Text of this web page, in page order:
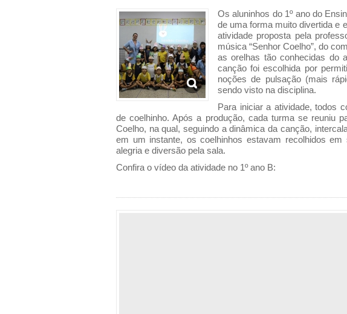
Os aluninhos do 1º ano do
de uma forma muito divertida e
atividade proposta pela
música “Senhor Coelho”, do
as orelhas tão conhecidas do
canção foi escolhida por
noções de pulsação (mais
sendo visto na disciplina.
Para iniciar a atividade, todos
de coelhinho. Após a produção, cada turma se reuniu
Coelho, na qual, seguindo a dinâmica da canção,
em um instante, os coelhinhos estavam recolhidos
alegria e diversão pela sala.
Confira o vídeo da atividade no 1º ano B: